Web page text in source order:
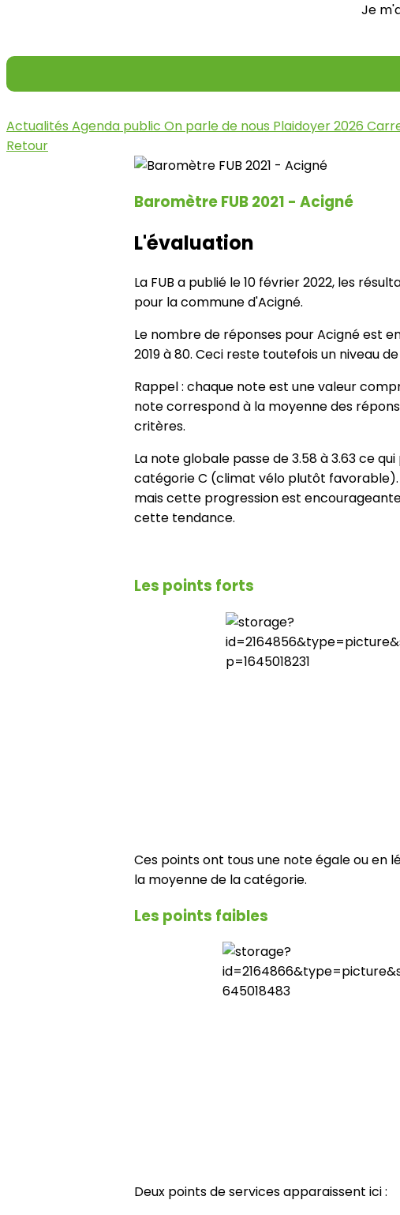
Je
Actualités Agenda public On parle de nous Plaidoyer 2026
Retour
Baromètre FUB 2021 - Acigné
L'évaluation
La FUB a publié le 10 février 2022, les
pour la commune d'Acigné.
Le nombre de réponses pour Acigné est
2019 à 80. Ceci reste toutefois un niveau
Rappel : chaque note est une valeur
note correspond à la moyenne des
critères.
La note globale passe de 3.58 à 3.63 ce
catégorie C (climat vélo plutôt
mais cette progression est
cette tendance.
Les points forts
Ces points ont tous une note égale ou en
la moyenne de la catégorie.
Les points faibles
Deux points de services apparaissent ici :